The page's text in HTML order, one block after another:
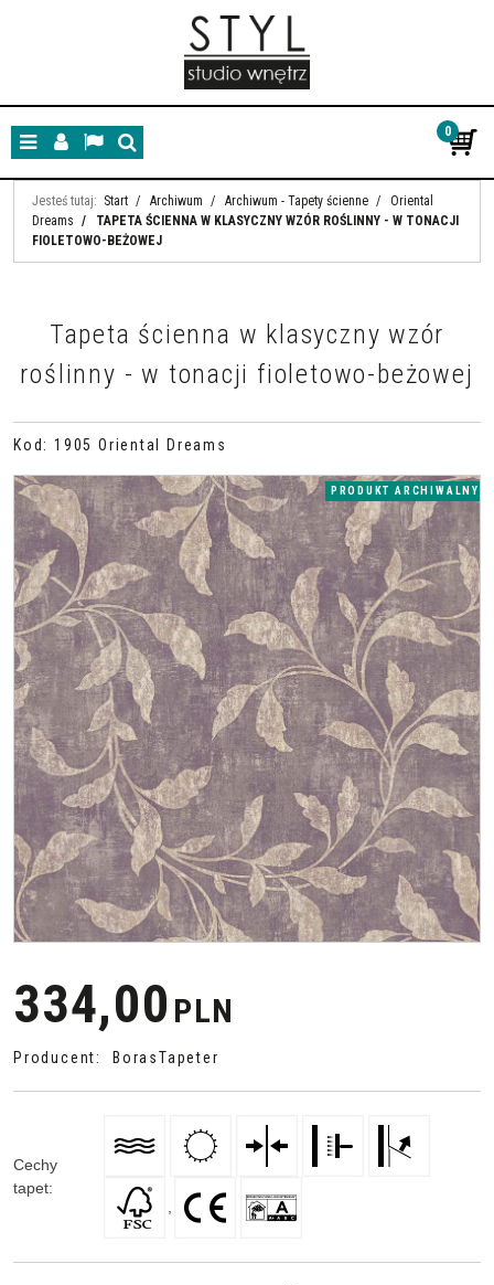
MenuPanelLangSzukaj
0
Jesteś tutaj: Start / Archiwum / Archiwum - Tapety ścienne /
Oriental
Dreams /
TAPETA ŚCIENNA W KLASYCZNY WZÓR ROŚLINNY - W TONACJI
FIOLETOWO-BEŻOWEJ
Tapeta ścienna w klasyczny wzór
roślinny - w tonacji fioletowo-beżowej
Kod : 1905 Oriental Dreams
PRODUKT ARCHIWALNY
334,00 PLN
Producent: BorasTapeter
Cechy
tapet: